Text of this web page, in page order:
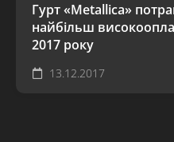
Гурт «Metallica»
найбільш
2017 року
13.12.2017